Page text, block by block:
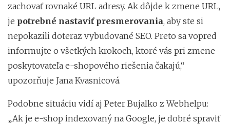
zachovať rovnaké URL adresy. Ak dôjde k zmene URL,
je potrebné nastaviť presmerovania, aby ste si
nepokazili doteraz vybudované SEO. Preto sa vopred
informujte o všetkých krokoch, ktoré vás pri zmene
poskytovateľa e-shopového riešenia čakajú,“
upozorňuje Jana Kvasnicová.
Podobne situáciu vidí aj Peter Bujalko z Webhelpu:
„Ak je e-shop indexovaný na Google, je dobré spraviť